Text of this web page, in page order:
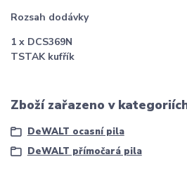
Rozsah dodávky
1 x DCS369N
TSTAK kufřík
Zboží zařazeno v
DeWALT ocasní pila
DeWALT přímočará pila